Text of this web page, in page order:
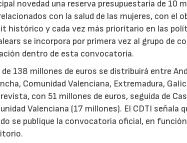
novedad una reserva presupuestaria de 10
con la salud de las mujeres, con el
histórico y cada vez más prioritario en las
se incorpora por primera vez al grupo de
dentro de esta convocatoria.
138 millones de euros se distribuirá entre
Comunidad Valenciana, Extremadura,
con 51 millones de euros, seguida de
Valenciana (17 millones). El CDTI señala
se publique la convocatoria oficial, en